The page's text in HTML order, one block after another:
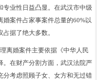
专业性日益凸显。在武汉市中级
婚案件占家事案件总量的60%以
据了绝大多数。
离婚案件主要依据《中华人民
。在财产分割方面，武汉法院严
分考虑照顾子女、女方和无过错